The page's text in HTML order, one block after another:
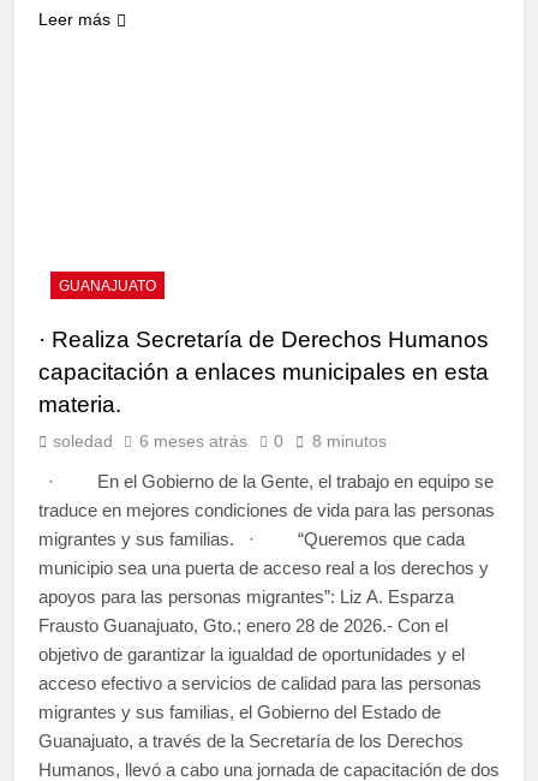
Leer más
GUANAJUATO
· Realiza Secretaría de Derechos Humanos
capacitación a enlaces municipales en esta
materia.
soledad 6 meses atrás 0 8 minutos
· En el Gobierno de la Gente, el trabajo en equipo se
traduce en mejores condiciones de vida para las personas
migrantes y sus familias. · “Queremos que cada
municipio sea una puerta de acceso real a los derechos y
apoyos para las personas migrantes”: Liz A. Esparza
Frausto Guanajuato, Gto.; enero 28 de 2026.- Con el
objetivo de garantizar la igualdad de oportunidades y el
acceso efectivo a servicios de calidad para las personas
migrantes y sus familias, el Gobierno del Estado de
Guanajuato, a través de la Secretaría de los Derechos
Humanos, llevó a cabo una jornada de capacitación de dos